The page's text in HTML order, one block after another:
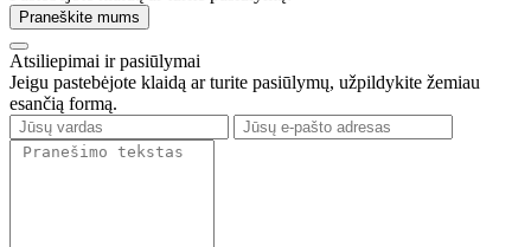
Praneškite mums
Atsiliepimai ir pasiūlymai
Jeigu pastebėjote klaidą ar turite pasiūlymų, užpildykite žemiau
esančią formą.